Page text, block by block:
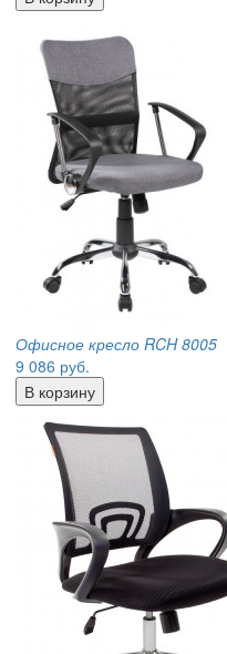
Офисное кресло RCH 8005
9 086 руб.